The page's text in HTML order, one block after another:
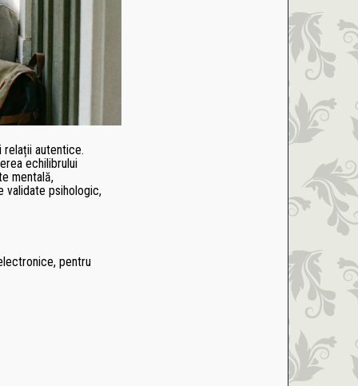
autentice.
echilibrului
mentală,
validate psihologic,
pentru